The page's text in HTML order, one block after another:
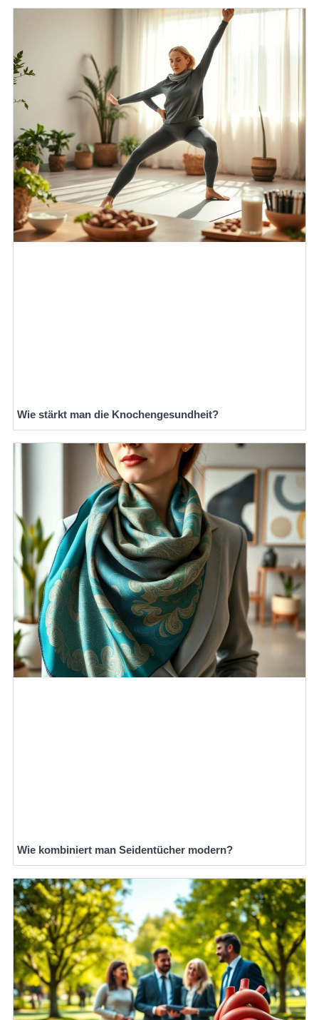
Wie stärkt man die Knochengesundheit?
Wie kombiniert man Seidentücher modern?